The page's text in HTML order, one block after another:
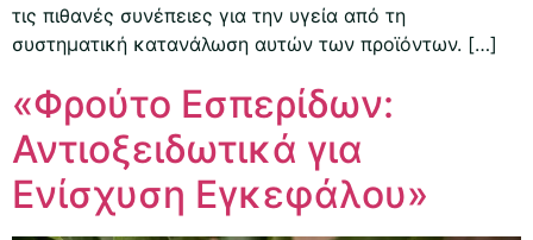
τις πιθανές συνέπειες για την υγεία από τη
συστηματική κατανάλωση αυτών των προϊόντων. […]
«Φρούτο Εσπερίδων:
Αντιοξειδωτικά για
Ενίσχυση Εγκεφάλου»